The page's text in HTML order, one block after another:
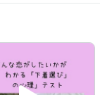
れても◯時とか〇時半に
あります。
い時には、
、そちらを購入してくだ